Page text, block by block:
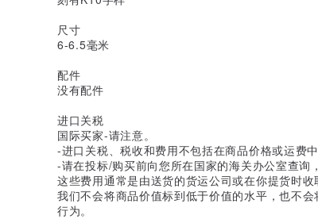
尺寸
6-6.5毫米
配件
没有配件
进口关税
国际买家-请注意。
-进口关税、税收和费用不包括在商品价格或运费
-请在投标/购买前向您所在国家的海关办公室查询
这些费用通常是由送货的货运公司或在你提货时收
我们不会将商品价值标到低于价值的水平，也不
行为。